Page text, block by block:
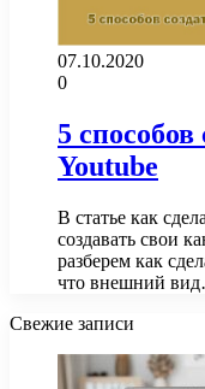
07.10.2020
0
5
Youtube
В статье как
создавать свои
разберем как
что внешний
Свежие записи